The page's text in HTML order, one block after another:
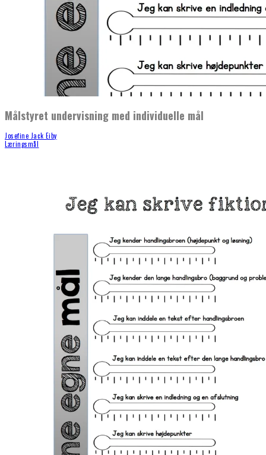
Målstyret undervisning med individuelle mål
Josefine Jack Eiby
Læringsmål